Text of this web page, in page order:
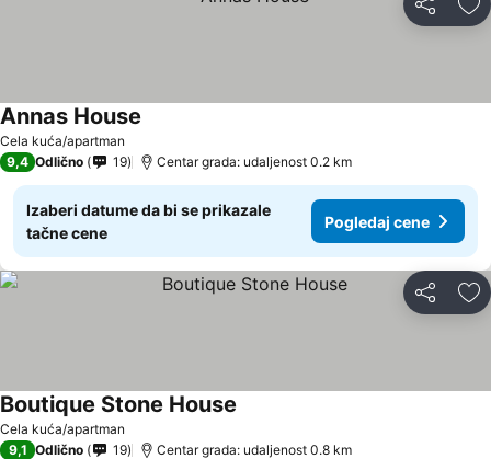
Deli
Cela kuća/apartman
Annas House
9,4 Odlično 19 Centar grada: udaljenost 0.2 km
Izaberi datume da bi se prikazale
tačne cene
Pogledaj cene
Deli
Cela kuća/apartman
Boutique Stone House
9,1 Odlično 19 Centar grada: udaljenost 0.8 km